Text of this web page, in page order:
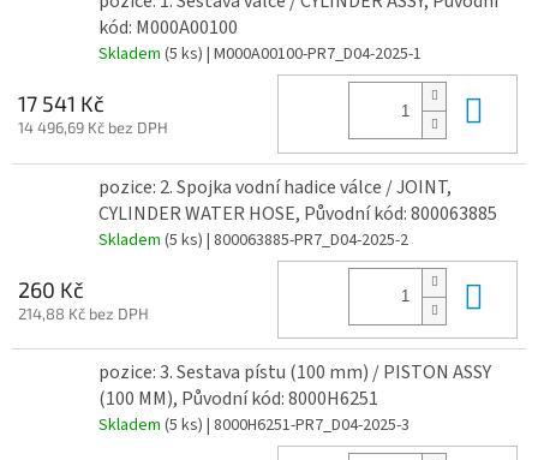
kód: M000A00100
Skladem (5 ks) | M000A00100-PR7_D04-2025-1
17 541 Kč
14 496,69 Kč bez DPH
pozice: 2. Spojka vodní hadice válce / JOINT,
CYLINDER WATER HOSE, Původní kód: 800063885
Skladem (5 ks) | 800063885-PR7_D04-2025-2
260 Kč
214,88 Kč bez DPH
pozice: 3. Sestava pístu (100 mm) / PISTON ASSY
(100 MM), Původní kód: 8000H6251
Skladem (5 ks) | 8000H6251-PR7_D04-2025-3